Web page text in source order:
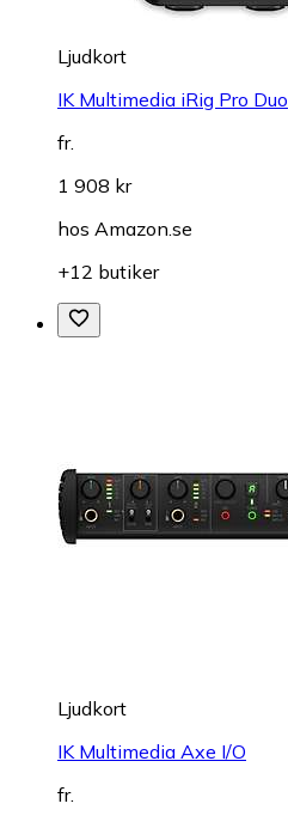
Ljudkort
IK Multimedia iRig Pro Duo
fr.
1 908 kr
hos Amazon.se
+12 butiker
Ljudkort
IK Multimedia Axe I/O
fr.